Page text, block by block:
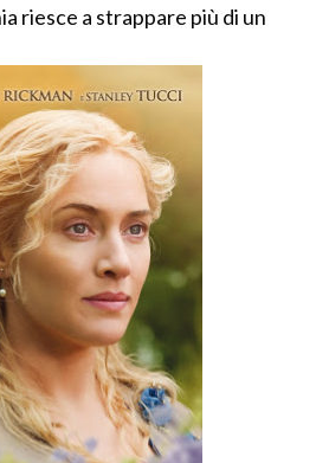
riesce a strappare più di un